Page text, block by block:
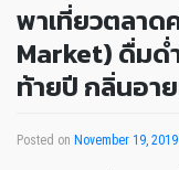
พาเที่ยวตลา
Market) ดื่มด่
ท้ายปี กลิ่นอา
Posted on November 19, 2019